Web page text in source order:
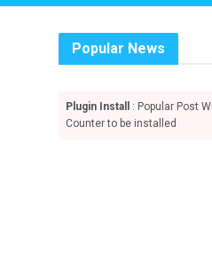
Popular News
Plugin Install
: Popular Post
Counter to be installed